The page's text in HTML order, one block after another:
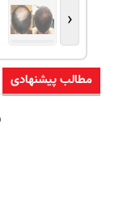
‹
مطالب پیشنهادی